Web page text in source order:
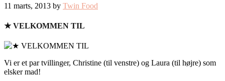
11 marts, 2013 by Twin Food
★ VELKOMMEN TIL
Vi er et par tvillinger, Christine (til venstre) og Laura (til højre) som
elsker mad!